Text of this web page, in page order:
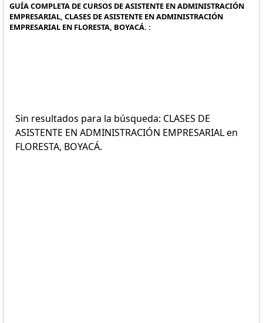
GUÍA COMPLETA DE CURSOS DE ASISTENTE EN ADMINISTRACIÓN
EMPRESARIAL, CLASES DE ASISTENTE EN ADMINISTRACIÓN
EMPRESARIAL EN FLORESTA, BOYACÁ. :
Sin resultados para la búsqueda: CLASES DE
ASISTENTE EN ADMINISTRACIÓN EMPRESARIAL en
FLORESTA, BOYACÁ.